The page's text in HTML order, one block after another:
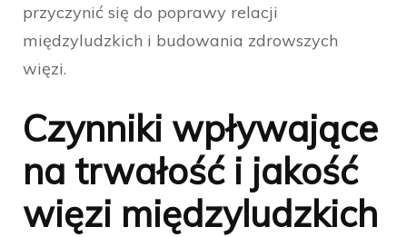
przyczynić się do poprawy relacji
międzyludzkich i budowania zdrowszych
więzi.
Czynniki wpływające
na trwałość i jakość
więzi międzyludzkich